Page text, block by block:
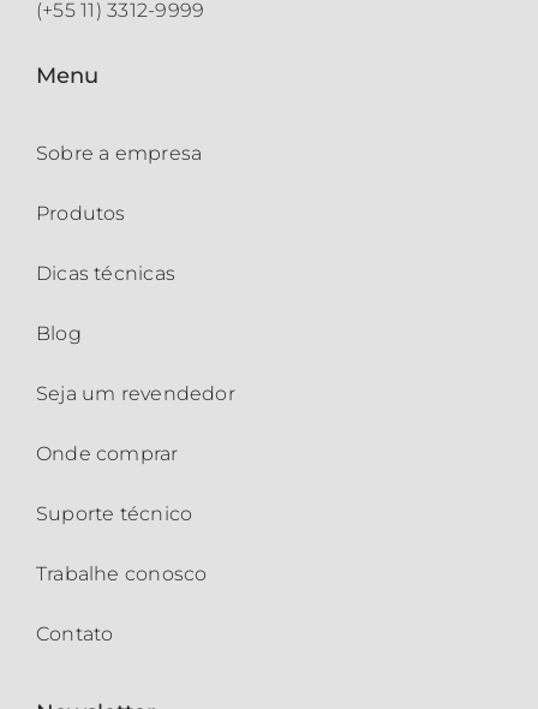
(+55 11) 3312-9999
Menu
Sobre a empresa
Produtos
Dicas técnicas
Blog
Seja um revendedor
Onde comprar
Suporte técnico
Trabalhe conosco
Contato